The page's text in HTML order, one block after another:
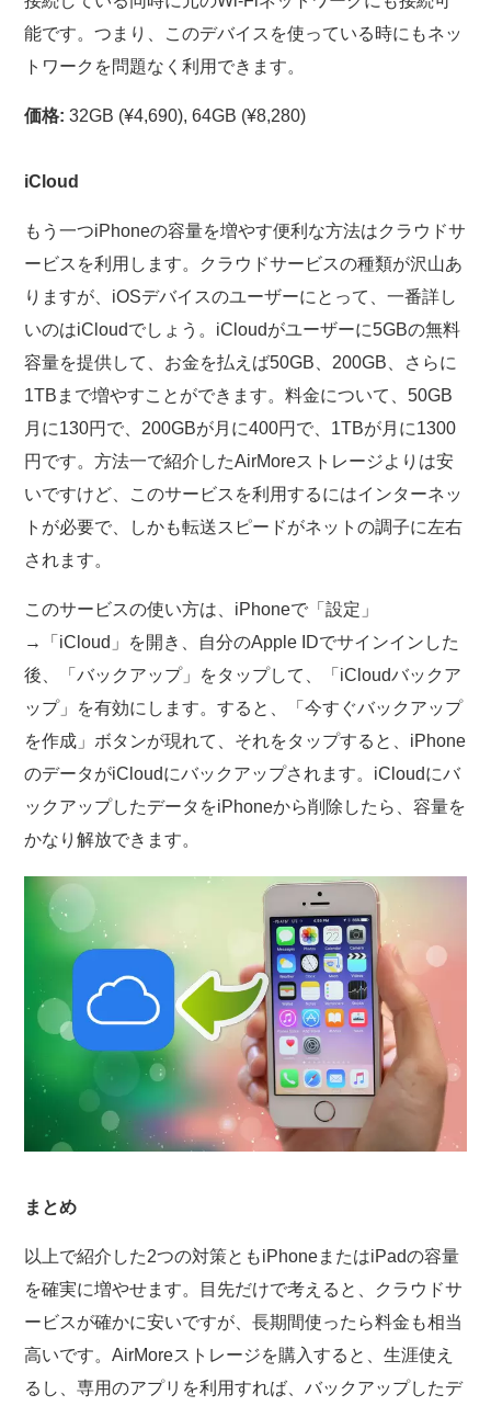
能です。つまり、このデバイスを使っている時にもネッ
トワークを問題なく利用できます。
価格: 32GB (¥4,690), 64GB (¥8,280)
iCloud
もう一つiPhoneの容量を増やす便利な方法はクラウドサ
ービスを利用します。クラウドサービスの種類が沢山あ
りますが、iOSデバイスのユーザーにとって、一番詳し
いのはiCloudでしょう。iCloudがユーザーに5GBの無料
容量を提供して、お金を払えば50GB、200GB、さらに
1TBまで増やすことができます。料金について、50GB
月に130円で、200GBが月に400円で、1TBが月に1300
円です。方法一で紹介したAirMoreストレージよりは安
いですけど、このサービスを利用するにはインターネッ
トが必要で、しかも転送スピードがネットの調子に左右
されます。
このサービスの使い方は、iPhoneで「設定」
→「iCloud」を開き、自分のApple IDでサインインした
後、「バックアップ」をタップして、「iCloudバックア
ップ」を有効にします。すると、「今すぐバックアップ
を作成」ボタンが現れて、それをタップすると、iPhone
のデータがiCloudにバックアップされます。iCloudにバ
ックアップしたデータをiPhoneから削除したら、容量を
かなり解放できます。
まとめ
以上で紹介した2つの対策ともiPhoneまたはiPadの容量
を確実に増やせます。目先だけで考えると、クラウドサ
ービスが確かに安いですが、長期間使ったら料金も相当
高いです。AirMoreストレージを購入すると、生涯使え
るし、専用のアプリを利用すれば、バックアップしたデ